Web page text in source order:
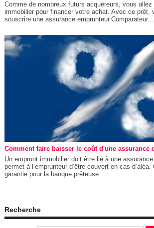
Comme de nombreux futurs acquéreurs, vous
immobilier pour financer votre achat. Avec ce prêt,
souscrire une assurance emprunteur.Comparateur...
Comment faire baisser le coût d'une assurance
Un emprunt immobilier doit être lié à une
permet à l’emprunteur d’être couvert en cas d’aléa.
garantie pour la banque prêteuse. ...
Recherche